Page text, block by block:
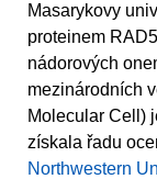
Masarykovy
proteinem
nádorových
mezinárodních
Molecular Cell)
získala řadu
Northwestern